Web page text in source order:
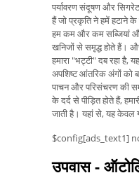
पर्यावरण संदूषण और
हैं जो प्रकृति ने हमें हटाने
हम कम और कम सब्जियां
खनिजों से समृद्ध होते हैं।
हमारा "भट्टी" दब रहा है,
अपशिष्ट आंतरिक अंगों को
पाचन और परिसंचरण की
के दर्द से पीड़ित होते हैं,
जाती है। यहां से, यह केवल
$config[ads_text1]
उपवास -